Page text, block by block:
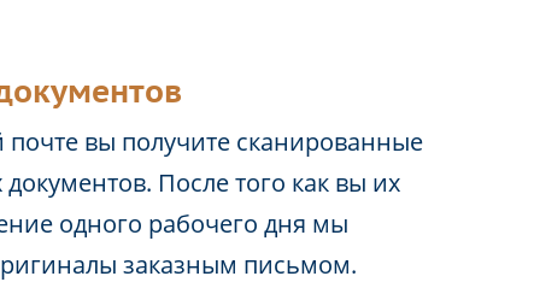
почте вы получите сканированные
После того как вы их
одного рабочего дня мы
заказным письмом.